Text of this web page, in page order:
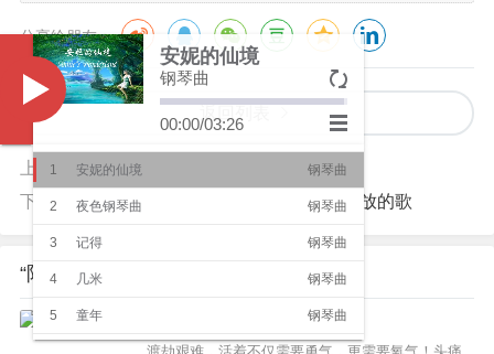
分享给朋友：
上一篇：努力才有希望
下一篇：黑熊-爱过的故事mp3，曾经循环播放的歌
“陪伴是成长最好的营养” 的相关文章
Music
安妮的仙境
钢琴曲
00:00/03:26
1 安妮的仙境 钢琴曲
2 夜色钢琴曲 钢琴曲
3 记得 钢琴曲
4 几米 钢琴曲
5 童年 钢琴曲